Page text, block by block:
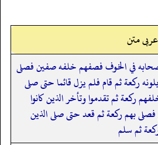
متن
في الخوف فصفهم خلفه صفين فصلى
ركعة ثم قام فلم يزل قائما حتى صلى
ركعة ثم تقدموا وتأخر الذين كانوا
بهم ركعة ثم قعد حتى صلى الذين
ثم سلم